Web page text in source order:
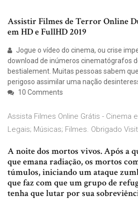
Assistir Filmes de Terror Online
em HD e FullHD 2019
Jogue o vídeo do cinema, ou crise
download de inúmeros cinematógrafos
bestialement. Muitas pessoas sabem
perigoso assimilar uma nação
10 Comments
Assista Filmes Online Grátis - Cinema
Legais; Músicas; Filmes. Obrigado
A noite dos mortos vivos. Após a
que emana radiação, os mortos
túmulos, iniciando um ataque
que faz com que um grupo de
tenha que lutar por sua